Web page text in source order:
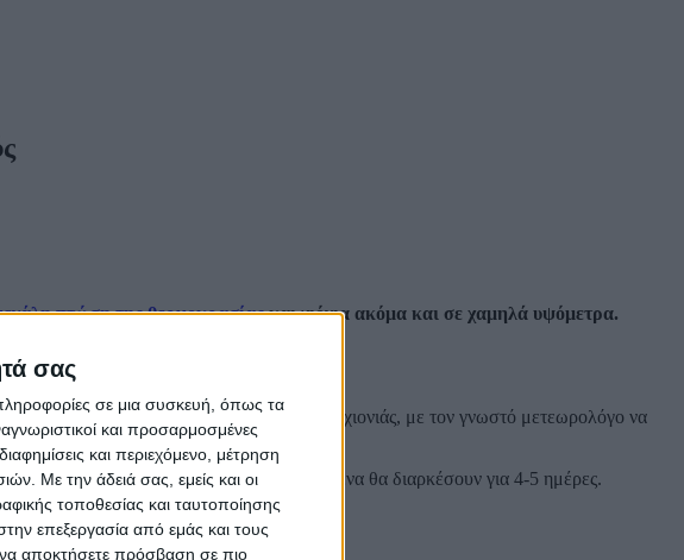
σας
σε μια συσκευή, όπως τα
και προσαρμοσμένες
και περιεχόμενο, μέτρηση
Με την άδειά σας, εμείς και οι
τοποθεσίας και ταυτοποίησης
επεξεργασία από εμάς και τους
αποκτήσετε πρόσβαση σε πιο
πτώση της θερμοκρασίαςκαιχιόνια ακόμα και σε χαμηλά υψόμετρα.
ημερών, θα ακολουθήσει ο σκανδιναβικός χιονιάς, με τον γνωστό μετεωρολόγο να
της βόρειας Ελλάδας. Τα φαινόμενα θα διαρκέσουν για 4-5 ημέρες.